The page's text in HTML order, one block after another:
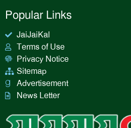
Popular Links
JaiJaiKal
Terms of Use
Privacy Notice
Sitemap
Advertisement
News Letter